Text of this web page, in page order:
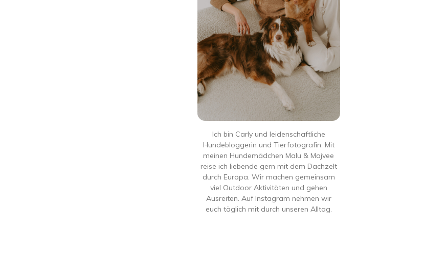
Ich bin Carly und leidenschaftliche
Hundebloggerin und Tierfotografin. Mit
meinen Hundemädchen Malu & Majvee
reise ich liebende gern mit dem Dachzelt
durch Europa. Wir machen gemeinsam
viel Outdoor Aktivitäten und gehen
Ausreiten. Auf Instagram nehmen wir
euch täglich mit durch unseren Alltag.